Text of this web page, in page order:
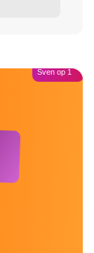
Sven op 1